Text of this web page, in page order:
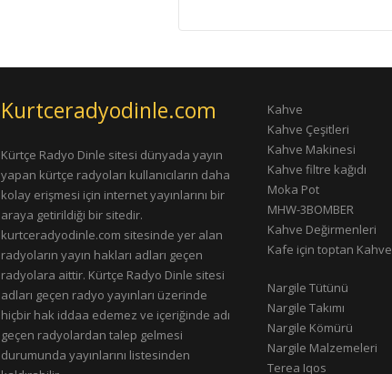
Kurtceradyodinle.com
Kürtçe Radyo Dinle sitesi dünyada yayın
yapan kürtçe radyoları kullanıcıların daha
kolay erişmesi için internet yayınlarını bir
araya getirildiği bir sitedir.
kurtceradyodinle.com sitesinde yer alan
radyoların yayın hakları adları geçen
radyolara aittir. Kürtçe Radyo Dinle sitesi
adları geçen radyo yayınları üzerinde
hiçbir hak iddaa edemez ve içeriğinde adı
geçen radyolardan talep gelmesi
durumunda yayınlarını listesinden
Kahve
Kahve Çeşitleri
Kahve Makinesi
Kahve filtre kağıdı
Moka Pot
MHW-3BOMBER
Kahve Değirmenleri
Kafe için toptan Kahve
Nargile Tütünü
Nargile Takımı
Nargile Kömürü
Nargile Malzemeleri
Terea Iqos